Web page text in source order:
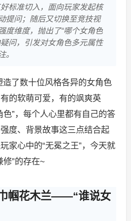
标准切入，面向玩家发起核
提问；随后又切换至竞技视
度维度，抛出了“哪个女角色
问，引发对女角色多元属性
。
了数十位风格各异的女角色
的软萌可爱，有的飒爽英
色”，每个人心里都有自己的答
度、背景故事这三点结合起
家心中的“无冕之王”，今天就
修”的存在~
帼花木兰——“谁说女